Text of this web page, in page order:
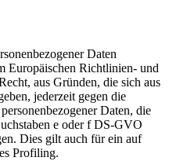
Daten
Europäischen Richtlinien- und
aus Gründen, die sich aus
jederzeit gegen die
Daten, die
e oder f DS-GVO
Dies gilt auch für ein auf
Profiling.